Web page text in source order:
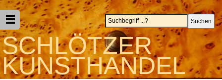
SCHLÖTZER
KUNSTHANDEL